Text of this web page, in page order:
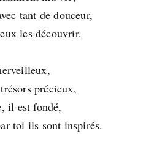
tant de douceur,
les découvrir.
précieux,
il est fondé,
toi ils sont inspirés.